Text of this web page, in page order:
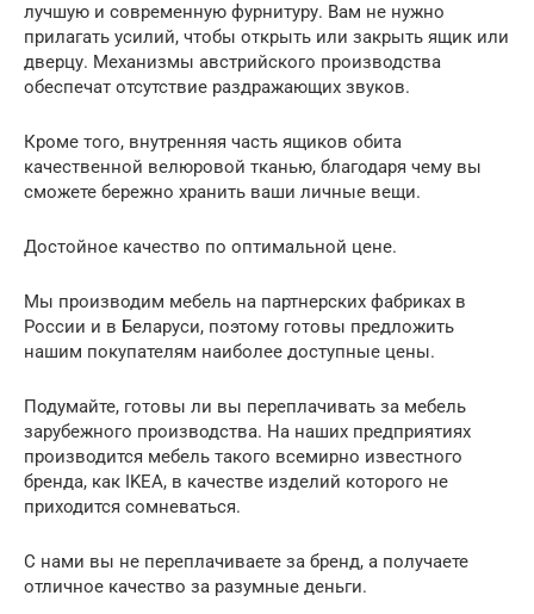
лучшую и современную фурнитуру. Вам не нужно
прилагать усилий, чтобы открыть или закрыть ящик или
дверцу. Механизмы австрийского производства
обеспечат отсутствие раздражающих звуков.
Кроме того, внутренняя часть ящиков обита
качественной велюровой тканью, благодаря чему вы
сможете бережно хранить ваши личные вещи.
Достойное качество по оптимальной цене.
Мы производим мебель на партнерских фабриках в
России и в Беларуси, поэтому готовы предложить
нашим покупателям наиболее доступные цены.
Подумайте, готовы ли вы переплачивать за мебель
зарубежного производства. На наших предприятиях
производится мебель такого всемирно известного
бренда, как IKEA, в качестве изделий которого не
приходится сомневаться.
С нами вы не переплачиваете за бренд, а получаете
отличное качество за разумные деньги.